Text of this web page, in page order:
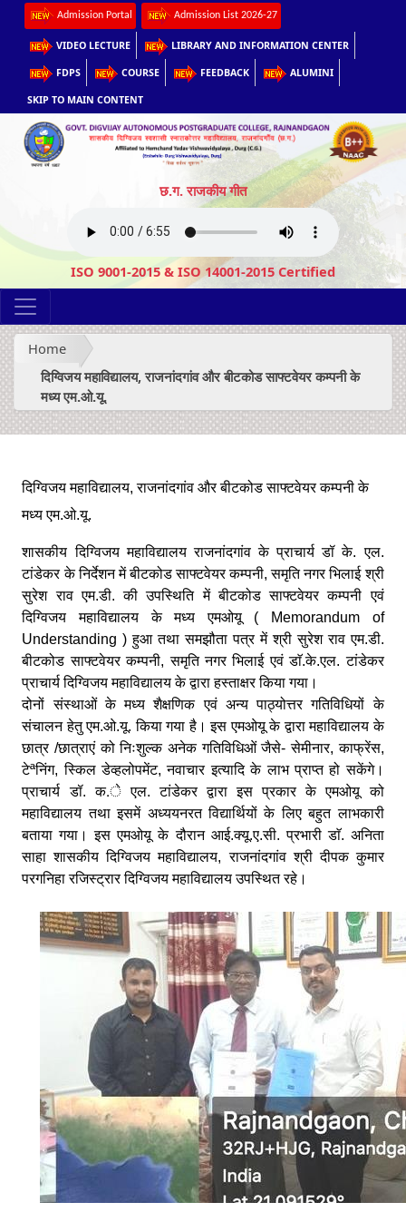
Admission Portal Admission List 2026-27
VIDEO LECTURE LIBRARY AND INFORMATION CENTER
FDPS COURSE FEEDBACK ALUMINI
SKIP TO MAIN CONTENT
छ.ग. राजकीय गीत
ISO 9001-2015 & ISO 14001-2015 Certified
Home
दिग्विजय महाविद्यालय, राजनांदगांव और बीटकोड साफ्टवेयर कम्पनी के
मध्य एम.ओ.यू.
दिग्विजय महाविद्यालय, राजनांदगांव और बीटकोड साफ्टवेयर कम्पनी के
मध्य एम.ओ.यू.
शासकीय दिग्विजय महाविद्यालय राजनांदगांव के प्राचार्य डॉ के. एल.
टांडेकर के निर्देशन में बीटकोड साफ्टवेयर कम्पनी, समृति नगर भिलाई श्री
सुरेश राव एम.डी. की उपस्थिति में बीटकोड साफ्टवेयर कम्पनी एवं
दिग्विजय महाविद्यालय के मध्य एमओयू (
Memorandum of
Understanding )हुआ तथा समझौता पत्र में श्री सुरेश राव एम.डी.
बीटकोड साफ्टवेयर कम्पनी, समृति नगर भिलाई एवं डाॅ.के.एल. टांडेकर
प्राचार्य दिग्विजय महाविद्यालय के द्वारा हस्ताक्षर किया गया।
दोनों संस्थाओं के मध्य शैक्षणिक एवं अन्य पाठ्योत्तर गतिविधियों के
संचालन हेतु एम.ओ.यू. किया गया है। इस एमओयू के द्वारा महाविद्यालय के
छात्र /छात्राएं को निःशुल्क अनेक गतिविधिओं जैसे- सेमीनार, काफ्रेंस,
टेªनिंग, स्किल डेव्हलोपमेंट, नवाचार इत्यादि के लाभ प्राप्त हो सकेंगे।
प्राचार्य डॉ. क.े एल. टांडेकर द्वारा इस प्रकार के एमओयू को
महाविद्यालय तथा इसमें अध्ययनरत विद्यार्थियों के लिए बहुत लाभकारी
बताया गया। इस एमओयू के दौरान आई.क्यू.ए.सी. प्रभारी डाॅ. अनिता
साहा शासकीय दिग्विजय महाविद्यालय, राजनांदगांव श्री दीपक कुमार
परगनिहा रजिस्ट्रार दिग्विजय महाविद्यालय उपस्थित रहे।